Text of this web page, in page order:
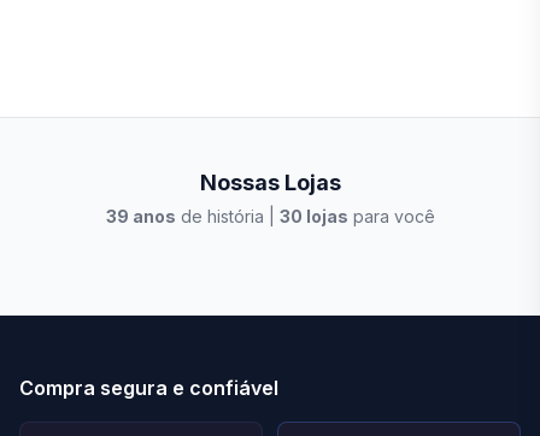
Nossas Lojas
39 anos de história | 30 lojas para você
Compra segura e confiável